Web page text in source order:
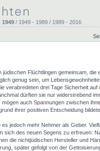
1949 / 1949 - 1989 / 1989 - 2016
jüdischen Flüchtlingen gemeinsam, die
genug sein, um
verabredeten drei Tage Sicherheit auf
dürften sie nur widerstrebend
auch Spannungen zwischen
ihrer positiven Entscheidung
jedoch mehr Nehmer als Geber.
sich des neuen Segens zu erfreuen:
die nichtjüdischen Hersteller und
später gefolgt von der